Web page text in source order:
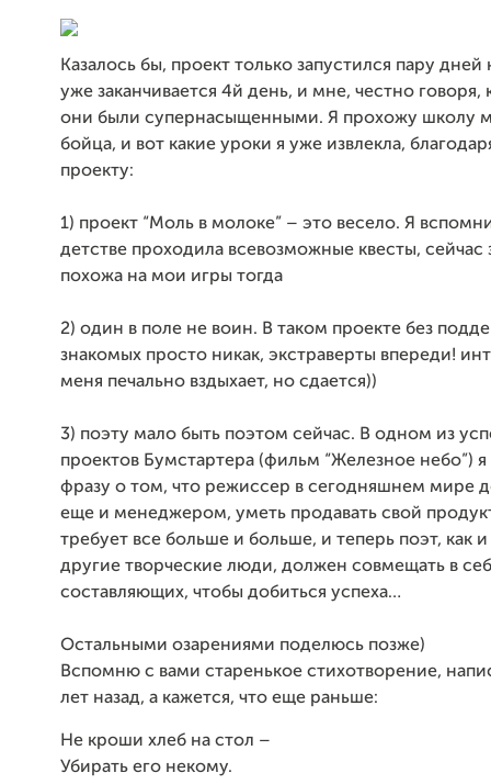
Казалось бы, проект только запустился пару дней
уже заканчивается 4й день, и мне, честно говоря,
они были супернасыщенными. Я прохожу школу
бойца, и вот какие уроки я уже извлекла,
проекту:
1) проект “Моль в молоке” – это весело. Я
детстве проходила всевозможные квесты, сейчас
похожа на мои игры тогда
2) один в поле не воин. В таком проекте без
знакомых просто никак, экстраверты впереди!
меня печально вздыхает, но сдается))
3) поэту мало быть поэтом сейчас. В одном из
проектов Бумстартера (фильм “Железное небо”)
фразу о том, что режиссер в сегодняшнем мире
еще и менеджером, уметь продавать свой
требует все больше и больше, и теперь поэт, как
другие творческие люди, должен совмещать в
составляющих, чтобы добиться успеха…
Остальными озарениями поделюсь позже)
Вспомню с вами старенькое стихотворение,
лет назад, а кажется, что еще раньше:
Не кроши хлеб на стол –
Убирать его некому.